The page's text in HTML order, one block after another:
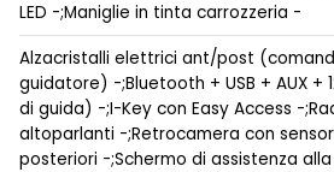
LED -;Maniglie in tinta carrozzeria -
Alzacristalli elettrici ant/post
guidatore) -;Bluetooth + USB + AUX +
di guida) -;I-Key con Easy Access -
altoparlanti -;Retrocamera con
posteriori -;Schermo di assistenza